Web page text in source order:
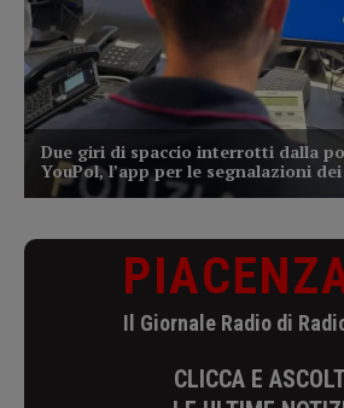
Il Giornale Radio di
CLICCA E